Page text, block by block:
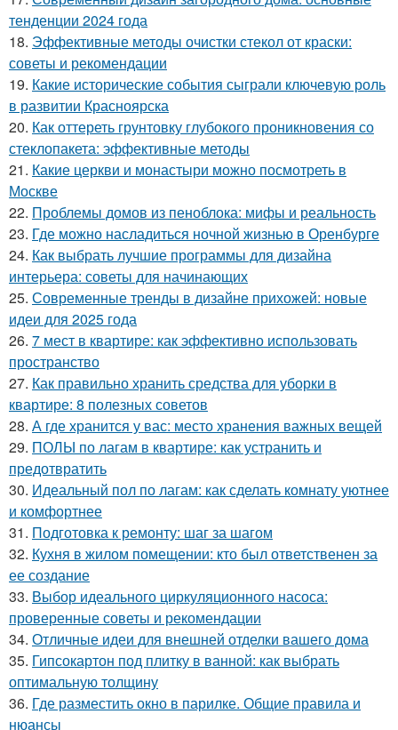
тенденции 2024 года
18. Эффективные методы очистки стекол от краски:
советы и рекомендации
19. Какие исторические события сыграли ключевую роль
в развитии Красноярска
20. Как оттереть грунтовку глубокого проникновения со
стеклопакета: эффективные методы
21. Какие церкви и монастыри можно посмотреть в
Москве
22. Проблемы домов из пеноблока: мифы и реальность
23. Где можно насладиться ночной жизнью в Оренбурге
24. Как выбрать лучшие программы для дизайна
интерьера: советы для начинающих
25. Современные тренды в дизайне прихожей: новые
идеи для 2025 года
26. 7 мест в квартире: как эффективно использовать
пространство
27. Как правильно хранить средства для уборки в
квартире: 8 полезных советов
28. А где хранится у вас: место хранения важных вещей
29. ПОЛЫ по лагам в квартире: как устранить и
предотвратить
30. Идеальный пол по лагам: как сделать комнату уютнее
и комфортнее
31. Подготовка к ремонту: шаг за шагом
32. Кухня в жилом помещении: кто был ответственен за
ее создание
33. Выбор идеального циркуляционного насоса:
проверенные советы и рекомендации
34. Отличные идеи для внешней отделки вашего дома
35. Гипсокартон под плитку в ванной: как выбрать
оптимальную толщину
36. Где разместить окно в парилке. Общие правила и
нюансы